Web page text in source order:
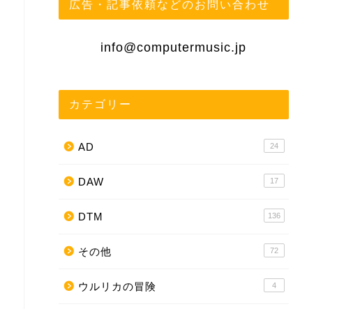
広告・記事依頼などのお問い合わせ
info@computermusic.jp
カテゴリー
AD 24
DAW 17
DTM 136
その他 72
ウルリカの冒険 4